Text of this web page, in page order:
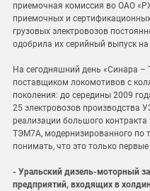
приемочная комиссия во ОАО
приемочных и
грузовых электровозов
одобрила их серийный выпуск
На сегодняшний день «Синара
поставщиком локомотивов с
поколения: до середины 2009
25 электровозов производства
реализации большого
ТЭМ7А, модернизированного
понимать, что это только
- Уральский дизель-моторный
предприятий, входящих в